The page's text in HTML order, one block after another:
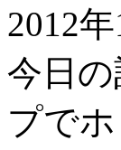
2012
今日
プで